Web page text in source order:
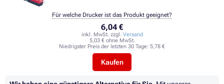
6,04 €
inkl. MwSt. zzgl. Versand
5,03 € ohne MwSt.
Niedrigster Preis der letzten 30 Tage: 5,78 €
Kaufen
Für welche Drucker ist das Produkt geeignet?